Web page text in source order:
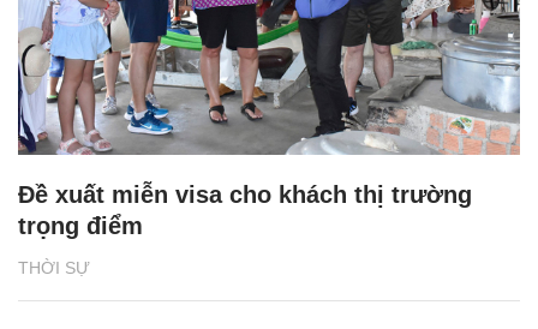
THỜI SỰ
Đề xuất miễn visa cho khách thị trường
trọng điểm